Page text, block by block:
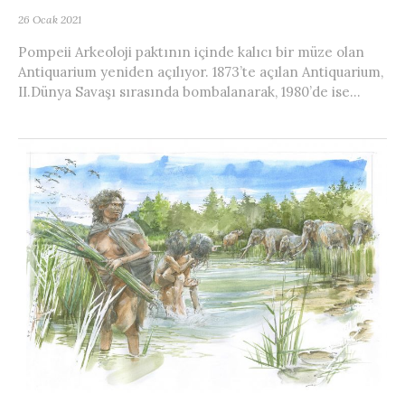
26 Ocak 2021
Pompeii Arkeoloji paktının içinde kalıcı bir müze olan
Antiquarium yeniden açılıyor. 1873’te açılan Antiquarium,
II.Dünya Savaşı sırasında bombalanarak, 1980’de ise...